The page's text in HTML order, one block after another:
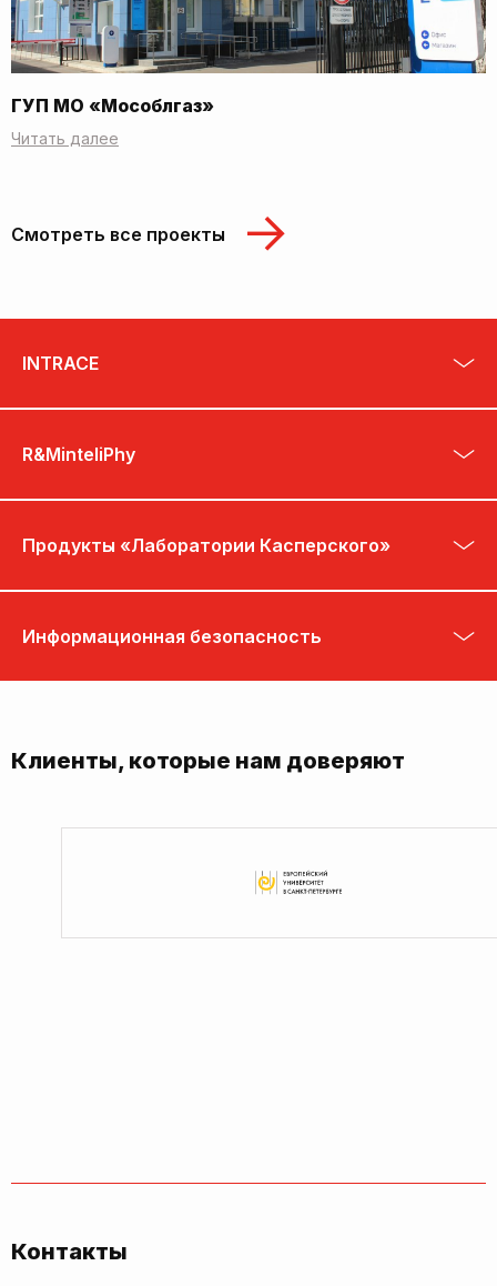
ГУП МО «Мособлгаз»
Читать далее
Смотреть все проекты
INTRACE
R&MinteliPhy
Продукты «Лаборатории Касперского»
Информационная безопасность
Клиенты, которые нам доверяют
Контакты